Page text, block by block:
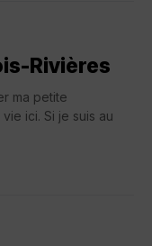
Rivières
ma petite
ici. Si je suis au